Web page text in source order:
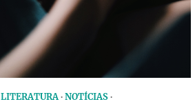
LITERATURA NOTÍCIAS